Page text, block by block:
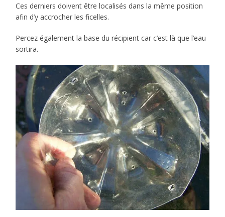
Ces derniers doivent être localisés dans la même position
afin d’y accrocher les ficelles.
Percez également la base du récipient car c’est là que l’eau
sortira.